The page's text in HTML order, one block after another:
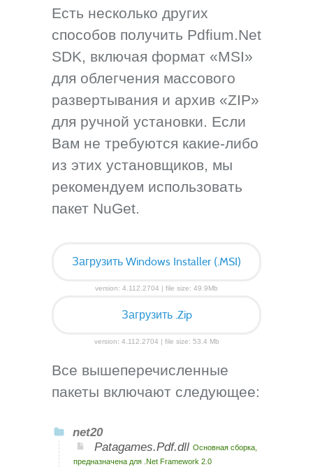
Есть несколько других
способов получить Pdfium.Net
SDK, включая формат «MSI»
для облегчения массового
развертывания и архив «ZIP»
для ручной установки. Если
Вам не требуются какие-либо
из этих установщиков, мы
рекомендуем использовать
пакет NuGet.
Загрузить Windows Installer (.MSI)
version: 4.112.2704 | file size: 49.9Mb
Загрузить .Zip
version: 4.112.2704 | file size: 53.4 Mb
Все вышеперечисленные
пакеты включают следующее:
net20
Patagames.Pdf.dll Основная сборка,
предназначена для .Net Framework 2.0